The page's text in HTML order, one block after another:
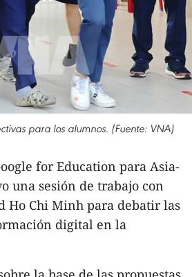
para los alumnos. (Fuente: VNA)
for Education para Asia-
una sesión de trabajo con
Ho Chi Minh para debatir las
digital en la